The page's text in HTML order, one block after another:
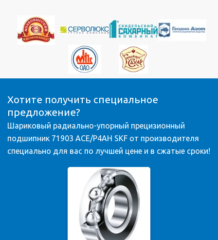
Хотите получить специальное
предложение?
Шариковый радиально-упорный прецизионный
подшипник 71903 ACE/P4AH SKF от производителя
специально для вас по лучшей цене и в сжатые сроки!